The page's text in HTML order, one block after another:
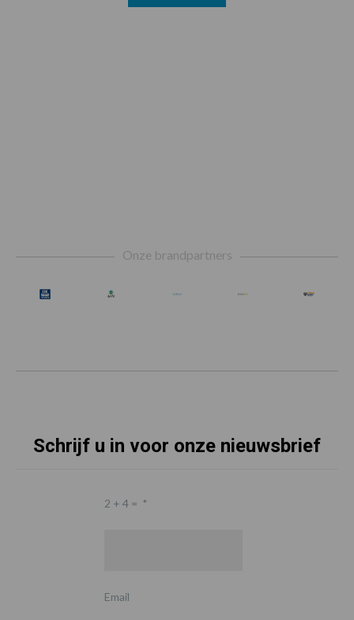
Onze brandpartners
Schrijf u in voor onze nieuwsbrief
2 + 4 = *
Email